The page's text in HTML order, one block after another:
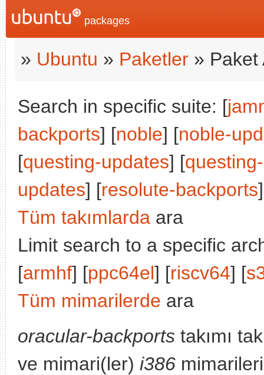
packages
» Ubuntu » Paketler » Paket
Search in specific suite: [
backports] [noble] [noble-
[questing-updates] [
updates] [resolute-backports
Tüm takımlarda ara
Limit search to a specific
[armhf] [ppc64el] [riscv64] [
Tüm mimarilerde ara
oracular-backports takımı
ve mimari(ler) i386